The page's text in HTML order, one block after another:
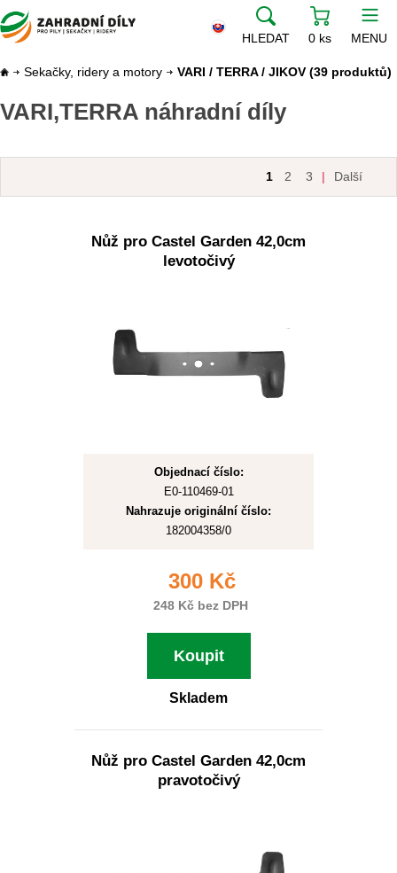
HLEDAT 0 ks MENU
Sekačky, ridery a motory VARI / TERRA / JIKOV (39 produktů)
VARI,TERRA náhradní díly
1 2 3 | Další
Nůž pro Castel Garden 42,0cm
levotočivý
Objednací číslo:
E0-110469-01
Nahrazuje originální číslo:
182004358/0
300 Kč
248 Kč bez DPH
Koupit
Skladem
Nůž pro Castel Garden 42,0cm
pravotočivý